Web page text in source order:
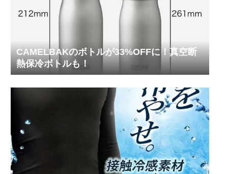
CAMELBAKのボトルが33%OFFに！真空断
熱保冷ボトルも！